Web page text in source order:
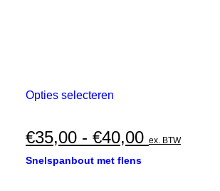
Opties selecteren
meerdere
variaties.
Deze
€35,00 - €40,00Prijsklasse:
ex. BTW
Snelspanbout met flens